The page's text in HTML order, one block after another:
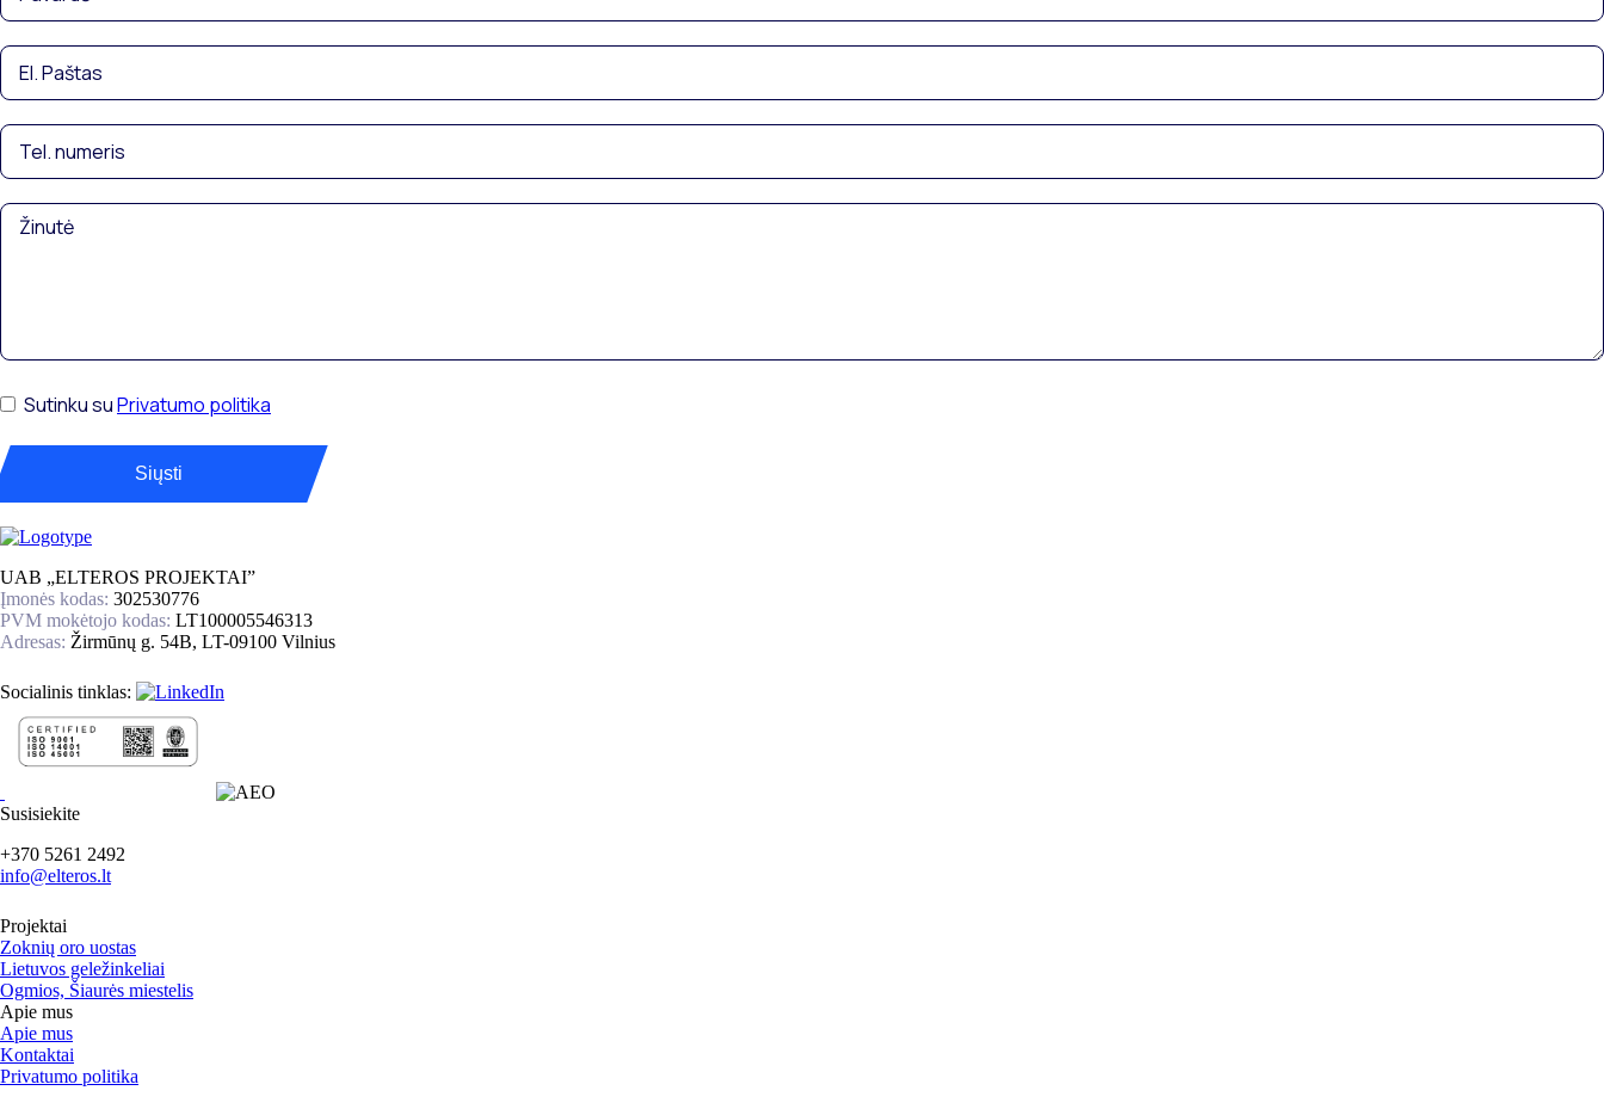
Sutinku suPrivatumo politika
Siųsti
UAB „ELTEROS PROJEKTAI”
Įmonės kodas: 302530776
PVM mokėtojo kodas: LT100005546313
Adresas: Žirmūnų g. 54B, LT-09100 Vilnius
Socialinis tinklas:
Susisiekite
+370 5261 2492
info@elteros.lt
Projektai
Zoknių oro uostas
Lietuvos geležinkeliai
Ogmios, Šiaurės miestelis
Apie mus
Apie mus
Kontaktai
Privatumo politika